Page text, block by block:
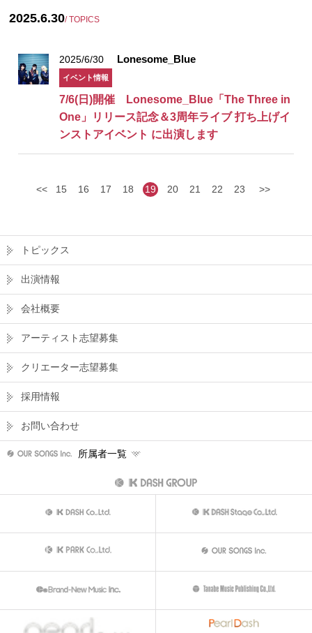
2025.6.30/ TOPICS
2025/6/30 Lonesome_Blue
イベント情報
7/6(日)開催 Lonesome_Blue「The Three in
One」リリース記念＆3周年ライブ 打ち上げイ
ンストアイベント に出演します
<< 15 16 17 18 19 20 21 22 23 >>
トピックス
出演情報
会社概要
アーティスト志望募集
クリエーター志望募集
採用情報
お問い合わせ
所属者一覧